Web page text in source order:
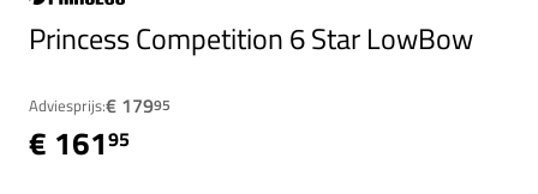
Princess Competition 6 Star LowBow
Adviesprijs:€ 17995
€ 16195